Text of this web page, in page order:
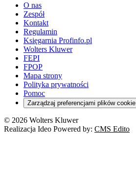
O nas
Zespół
Kontakt
Regulamin
Księgarnia Profinfo.pl
Wolters Kluwer
FEPI
FPOP
Mapa strony
Polityka prywatności
Pomoc
Zarządzaj preferencjami plików cookie
© 2026 Wolters Kluwer
Realizacja Ideo Powered by: CMS Edito